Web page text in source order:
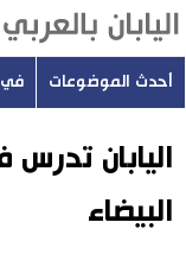
أحدث الموضوعات
أحدث الموضوعات في
اليابان
البيضاء